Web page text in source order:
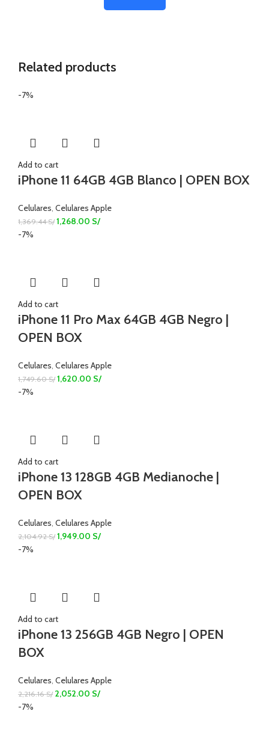
Related products
-7%
Add to cart
iPhone 11 64GB 4GB Blanco | OPEN BOX
Celulares Celulares Apple
1,369.44S/ 1,268.00 S/
-7%
Add to cart
iPhone 11 Pro Max 64GB 4GB Negro |
OPEN BOX
Celulares Celulares Apple
1,749.60S/ 1,620.00 S/
-7%
Add to cart
iPhone 13 128GB 4GB Medianoche |
OPEN BOX
Celulares Celulares Apple
2,104.92S/ 1,949.00 S/
-7%
Add to cart
iPhone 13 256GB 4GB Negro | OPEN
BOX
Celulares Celulares Apple
2,216.16S/ 2,052.00 S/
-7%